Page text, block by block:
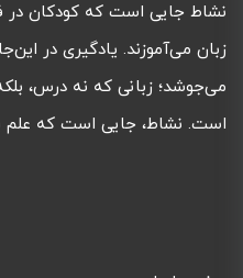
نشاط جایی است که کودکان در
زبان می‌آموزند. یادگیری در
می‌جوشد؛ زبانی که نه درس،
است. نشاط، جایی است که علم